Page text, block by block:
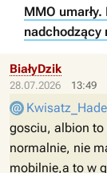
MMO
nadchodzący
28.07.2026 13:49
BiałyDzik
gosciu, albion to
normalnie, nie
mobilnie,a to w